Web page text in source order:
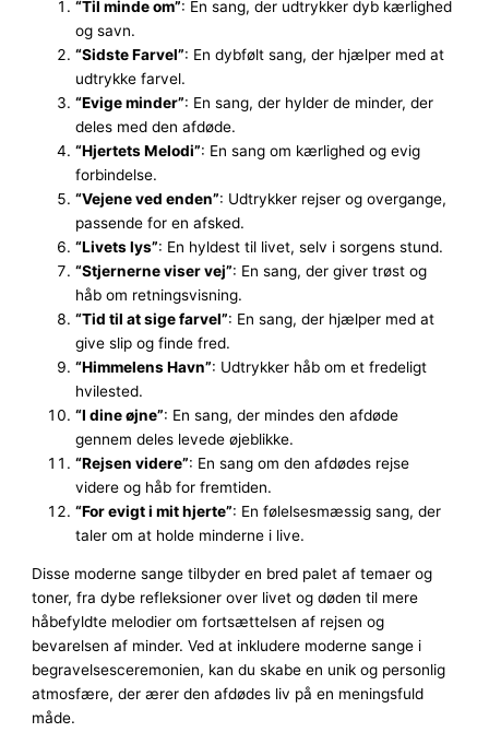
“Til minde om”: En sang, der udtrykker dyb kærlighed
og savn.
“Sidste Farvel”: En dybfølt sang, der hjælper med at
udtrykke farvel.
“Evige minder”: En sang, der hylder de minder, der
deles med den afdøde.
“Hjertets Melodi”: En sang om kærlighed og evig
forbindelse.
“Vejene ved enden”: Udtrykker rejser og overgange,
passende for en afsked.
“Livets lys”: En hyldest til livet, selv i sorgens stund.
“Stjernerne viser vej”: En sang, der giver trøst og
håb om retningsvisning.
“Tid til at sige farvel”: En sang, der hjælper med at
give slip og finde fred.
“Himmelens Havn”: Udtrykker håb om et fredeligt
hvilested.
“I dine øjne”: En sang, der mindes den afdøde
gennem deles levede øjeblikke.
“Rejsen videre”: En sang om den afdødes rejse
videre og håb for fremtiden.
“For evigt i mit hjerte”: En følelsesmæssig sang, der
taler om at holde minderne i live.
Disse moderne sange tilbyder en bred palet af temaer og
toner, fra dybe refleksioner over livet og døden til mere
håbefyldte melodier om fortsættelsen af rejsen og
bevarelsen af minder. Ved at inkludere moderne sange i
begravelsesceremonien, kan du skabe en unik og personlig
atmosfære, der ærer den afdødes liv på en meningsfuld
måde.